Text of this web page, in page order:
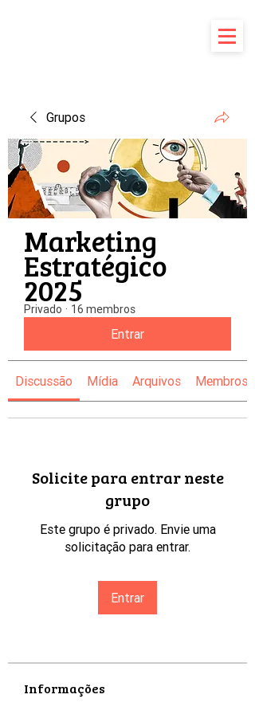
Grupos
Marketing
Estratégico
2025
Privado · 16 membros
Entrar
Discussão Mídia Arquivos Membros
Solicite para entrar neste
grupo
Este grupo é privado. Envie uma
solicitação para entrar.
Entrar
Informações